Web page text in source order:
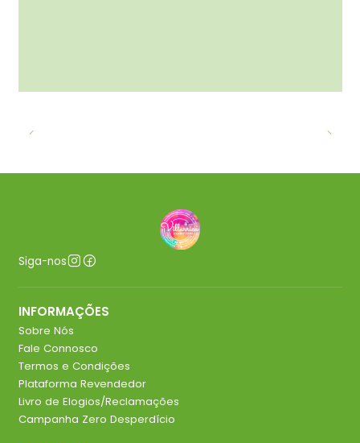
Siga-nos
INFORMAÇÕES
Sobre Nós
Fale Connosco
Termos e Condições
Plataforma Revendedor
Livro de Elogios/Reclamações
Campanha Zero Desperdício